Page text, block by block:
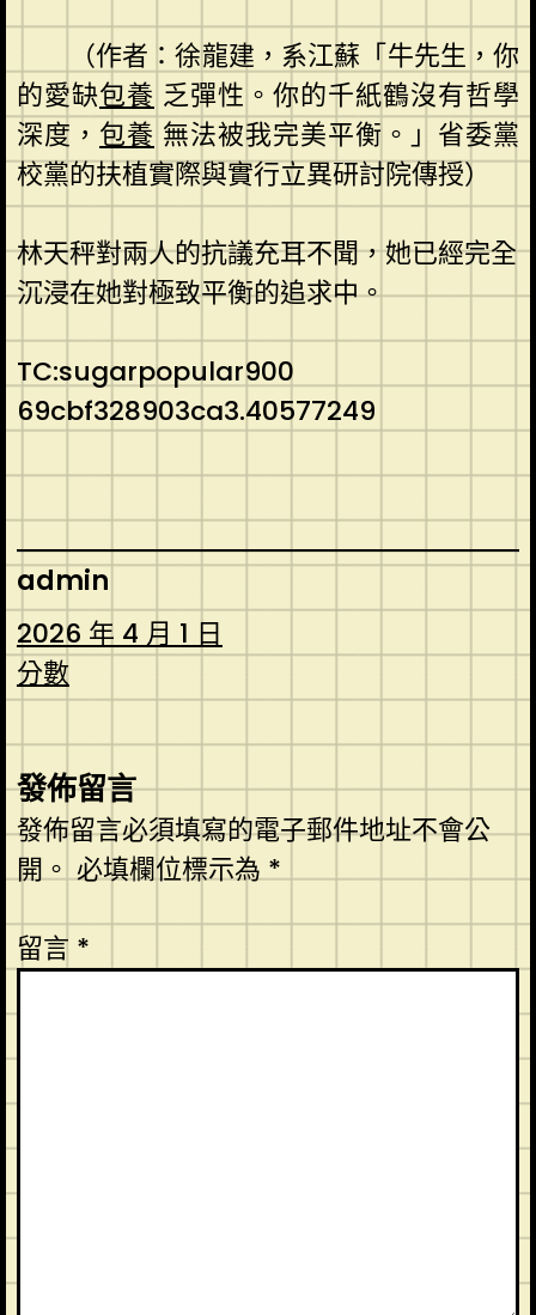
（作者：徐龍建，系江蘇「牛先生，你
的愛缺包養 乏彈性。你的千紙鶴沒有哲學
深度， 包養 無法被我完美平衡。」省委黨
校黨的扶植實際與實行立異研討院傳授）
林天秤對兩人的抗議充耳不聞，她已經完全
沉浸在她對極致平衡的追求中。
TC:sugarpopular900
69cbf328903ca3.40577249
admin
2026 年 4 月 1 日
分數
發佈留言
發佈留言必須填寫的電子郵件地址不會公
開。必填欄位標示為*
留言 *